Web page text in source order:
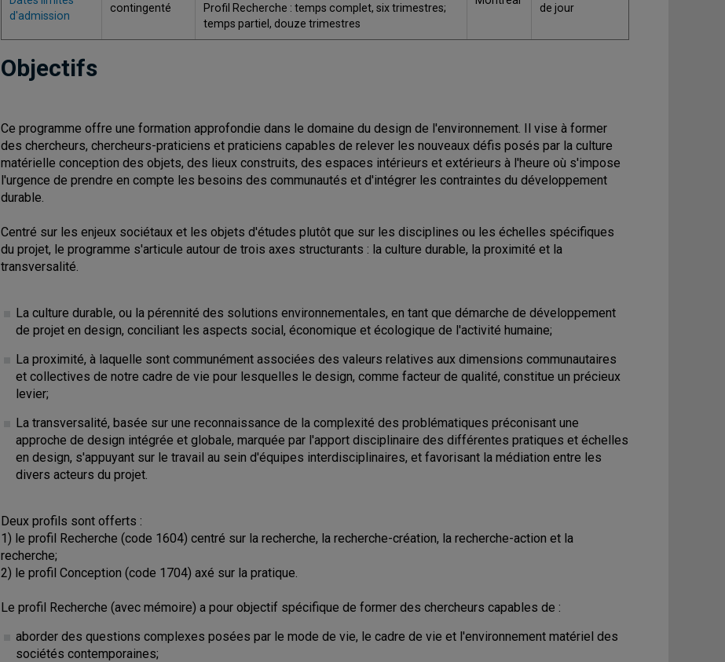
d'admission
contingenté
Profil Recherche : temps complet, six trimestres;
temps partiel, douze trimestres
de jour
Objectifs
Ce programme offre une formation approfondie dans le domaine du design de l'environnement. Il vise à former
des chercheurs, chercheurs-praticiens et praticiens capables de relever les nouveaux défis posés par la culture
matérielle conception des objets, des lieux construits, des espaces intérieurs et extérieurs à l'heure où s'impose
l'urgence de prendre en compte les besoins des communautés et d'intégrer les contraintes du développement
durable.
Centré sur les enjeux sociétaux et les objets d'études plutôt que sur les disciplines ou les échelles spécifiques
du projet, le programme s'articule autour de trois axes structurants : la culture durable, la proximité et la
transversalité.
La culture durable, ou la pérennité des solutions environnementales, en tant que démarche de développement
de projet en design, conciliant les aspects social, économique et écologique de l'activité humaine;
La proximité, à laquelle sont communément associées des valeurs relatives aux dimensions communautaires
et collectives de notre cadre de vie pour lesquelles le design, comme facteur de qualité, constitue un précieux
levier;
La transversalité, basée sur une reconnaissance de la complexité des problématiques préconisant une
approche de design intégrée et globale, marquée par l'apport disciplinaire des différentes pratiques et échelles
en design, s'appuyant sur le travail au sein d'équipes interdisciplinaires, et favorisant la médiation entre les
divers acteurs du projet.
Deux profils sont offerts :
1) le profil Recherche (code 1604) centré sur la recherche, la recherche-création, la recherche-action et la
recherche;
2) le profil Conception (code 1704) axé sur la pratique.
Le profil Recherche (avec mémoire) a pour objectif spécifique de former des chercheurs capables de :
aborder des questions complexes posées par le mode de vie, le cadre de vie et l'environnement matériel des
sociétés contemporaines;